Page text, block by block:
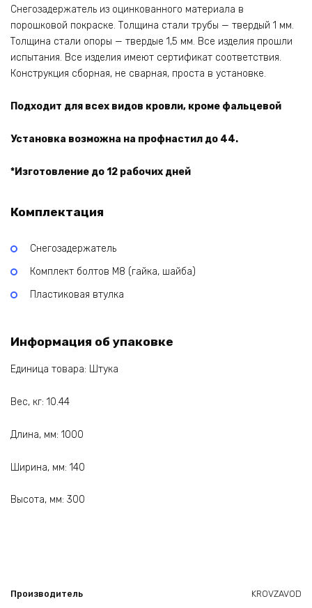
на
3
м/3
1
3769307
Снегозадержатель из оцинкованного материала в
порошковой покраске. Толщина стали трубы — твердый 1 мм.
Толщина стали опоры — твердые 1,5 мм. Все изделия прошли
испытания. Все изделия имеют сертификат соответствия.
Конструкция сборная, не сварная, проста в установке.
Подходит для всех видов кровли, кроме фальцевой
Установка возможна на профнастил до 44.
*Изготовление до 12 рабочих дней
Комплектация
Снегозадержатель
Комплект болтов М8 (гайка, шайба)
Пластиковая втулка
Информация об упаковке
Единица товара: Штука
Вес, кг: 10.44
Длина, мм: 1000
Ширина, мм: 140
Высота, мм: 300
Производитель KROVZAVOD